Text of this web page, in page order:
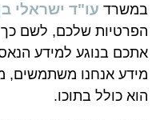
במשרד עו"ד ישראלי
הפרטיות שלכם, לשם כך
אתכם בנוגע למידע
מידע אנחנו משתמשים,
הוא כולל בתוכו.